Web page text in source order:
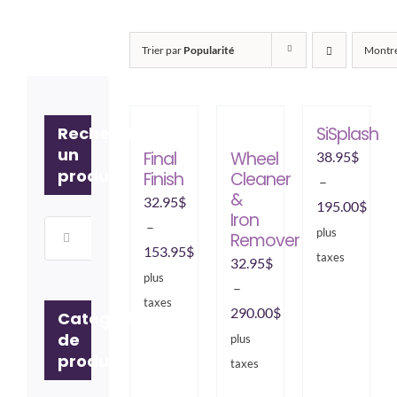
Trier par Popularité
Final
Finish
32.95$
–
153.95$Plage
plus
taxes
Wheel
Cleaner
&
Iron
Remover
32.95$
–
290.00$Plage
plus
taxes
SiSplash
38.95$
–
195.00$
plus
taxes
Recherche
un
produit
Catégories
de
produits